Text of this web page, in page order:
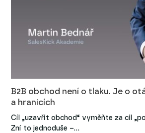
B2B obchod není o tlaku. Je o
a hranicích
Cíl „uzavřít obchod“ vyměňte za cíl
Zní to jednoduše –…